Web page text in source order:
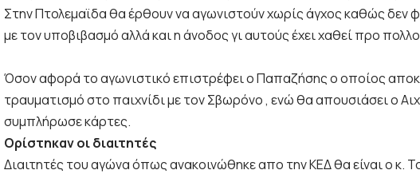
Στην Πτολεμαϊδα θα έρθουν να αγωνιστούν χωρίς άγχος καθώς δεν
με τον υποβιβασμό αλλά και η άνοδος γι αυτούς έχει χαθεί προ
Όσον αφορά το αγωνιστικό επιστρέφει ο Παπαζήσης ο οποίος
τραυματισμό στο παιχνίδι με τον Σβωρόνο , ενώ θα απουσιάσει ο
συμπλήρωσε κάρτες.
Ορίστηκαν οι διαιτητές
Διαιτητές του αγώνα όπως ανακοινώθηκε απο την ΚΕΔ θα είναι ο κ.